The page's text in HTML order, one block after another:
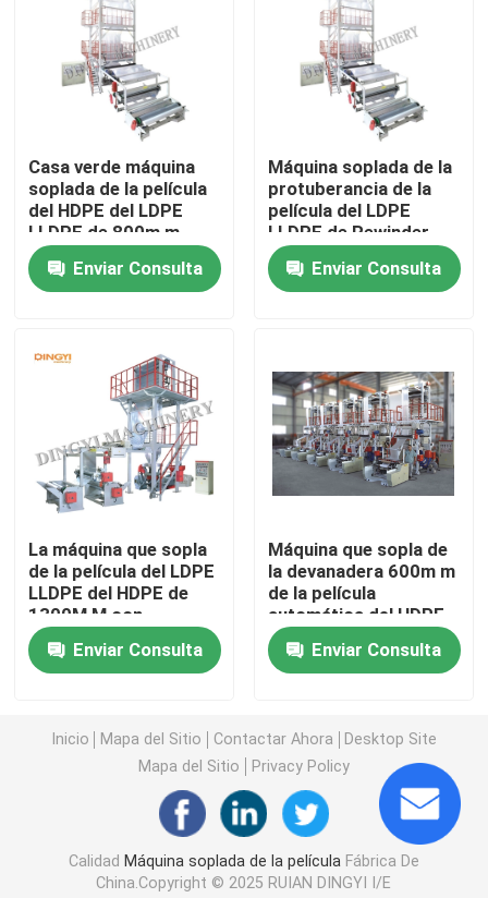
Control de calidad
Éntrenos en contacto con
Pida una cita
Máquina soplada de la película
Máquina soplada de la película del LDPE
Máquina que sopla de la película del PE
Máquina soplada de múltiples capas de la película
impresora flexográfica
Impresora del ci Flexo
bolso del polietileno que hace la máquina
Bolso en el rollo que hace la máquina
Casa verde máquina
soplada de la película
del HDPE del LDPE
LLDPE de 800m m
Enviar Consulta
Máquina soplada de la
protuberancia de la
película del LDPE
LLDPE de Rewinder
0.15m m del doble
Enviar Consulta
La máquina que sopla
de la película del LDPE
LLDPE del HDPE de
1300M M con
rotatorio muere
Enviar Consulta
Máquina que sopla de
la devanadera 600m m
de la película
automática del HDPE
Enviar Consulta
Inicio Mapa del Sitio Contactar Ahora
Desktop Site
Mapa del Sitio
Privacy Policy
Calidad Máquina soplada de la película Fábrica De
China.Copyright © 2025 RUIAN DINGYI I/E